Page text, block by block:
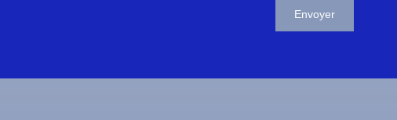
Envoyer